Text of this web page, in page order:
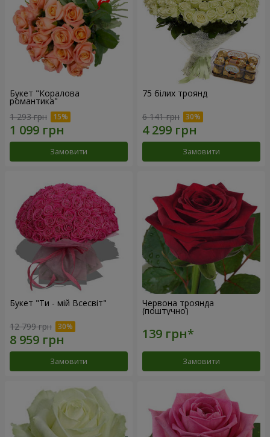
Букет "Коралова
романтика"
1 293 грн
Замовити
75 білих троянд
6 141 грн
Замовити
Букет "Ти - мій Всесвіт"
12 799 грн
Замовити
Червона троянда
(поштучно)
Замовити